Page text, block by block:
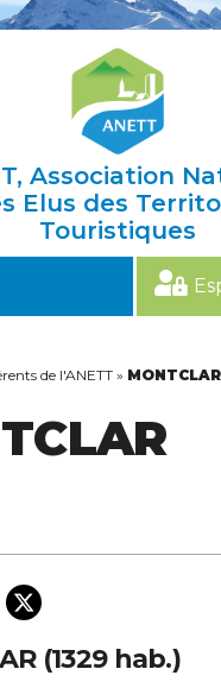
Association
Elus des
Touristiques
de l'ANETT» MONTCLAR
(1329 hab.)